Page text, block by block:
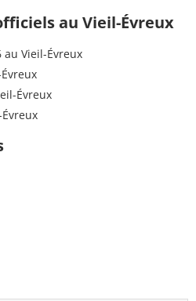
au Vieil-Évreux
Vieil-Évreux
Évreux